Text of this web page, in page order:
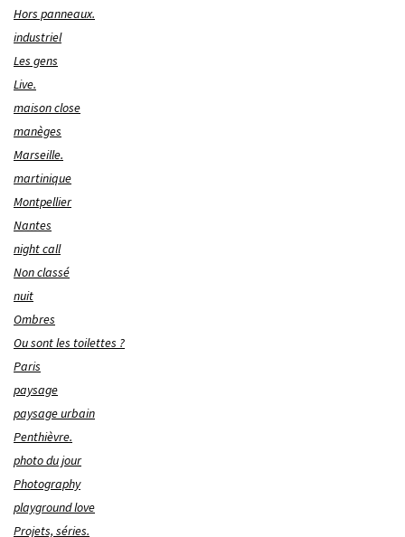
Hors panneaux.
industriel
Les gens
Live.
maison close
manèges
Marseille.
martinique
Montpellier
Nantes
night call
Non classé
nuit
Ombres
Ou sont les toilettes ?
Paris
paysage
paysage urbain
Penthièvre.
photo du jour
Photography
playground love
Projets, séries.